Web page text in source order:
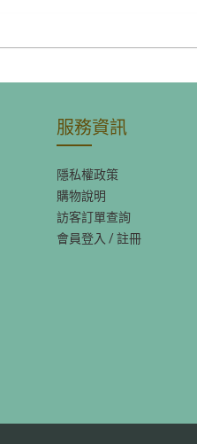
服務資訊
隱私權政策
購物說明
訪客訂單查詢
會員登入 / 註冊